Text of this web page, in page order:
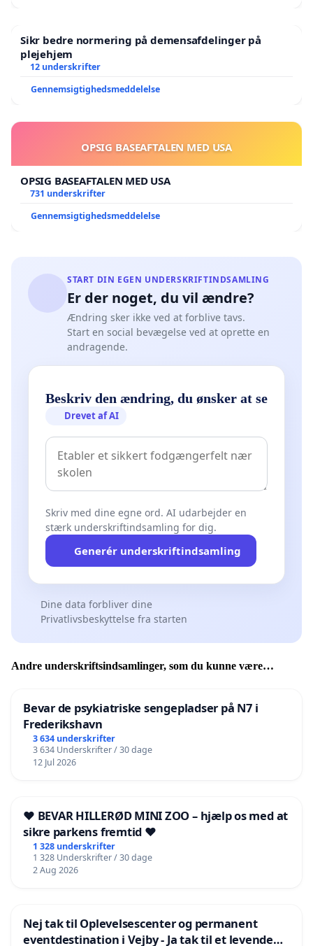
Sikr bedre normering på demensafdelinger på
plejehjem
12 underskrifter
Gennemsigtighedsmeddelelse
OPSIG BASEAFTALEN MED USA
OPSIG BASEAFTALEN MED USA
731 underskrifter
Gennemsigtighedsmeddelelse
START DIN EGEN UNDERSKRIFTINDSAMLING
Er der noget, du vil ændre?
Ændring sker ikke ved at forblive tavs.
Start en social bevægelse ved at oprette en
andragende.
Beskriv den ændring, du ønsker at se
Drevet af AI
Skriv med dine egne ord. AI udarbejder en
stærk underskriftindsamling for dig.
Generér underskriftindsamling
Dine data forbliver dine
Privatlivsbeskyttelse fra starten
Andre underskriftsindsamlinger, som du kunne være
Bevar de psykiatriske sengepladser på N7 i
Frederikshavn
3 634 underskrifter
3 634 Underskrifter / 30 dage
12 Jul 2026
❤️ BEVAR HILLERØD MINI ZOO – hjælp os med at
sikre parkens fremtid ❤️
1 328 underskrifter
1 328 Underskrifter / 30 dage
2 Aug 2026
Nej tak til Oplevelsescenter og permanent
eventdestination i Vejby - Ja tak til et levende